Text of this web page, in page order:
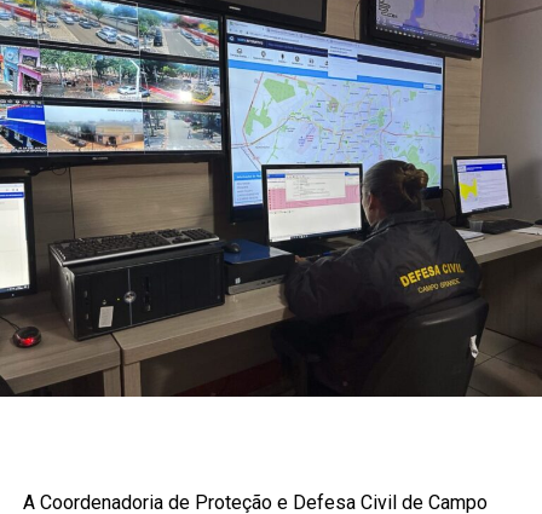
A Coordenadoria de Proteção e Defesa Civil de Campo